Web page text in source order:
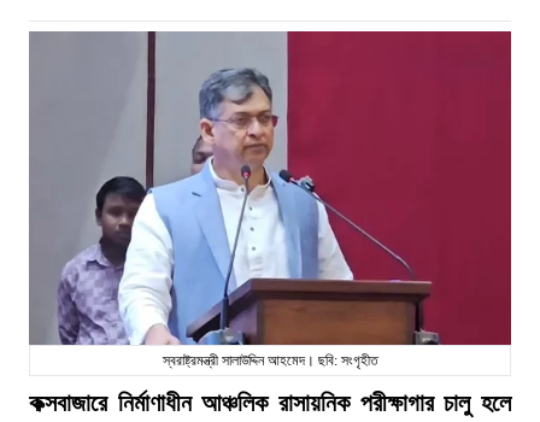
স্বরাষ্ট্রমন্ত্রী সালাউদ্দিন আহমেদ। ছবি: সংগৃহীত
কক্সবাজারে নির্মাণাধীন আঞ্চলিক রাসায়নিক পরীক্ষাগার চালু হলে